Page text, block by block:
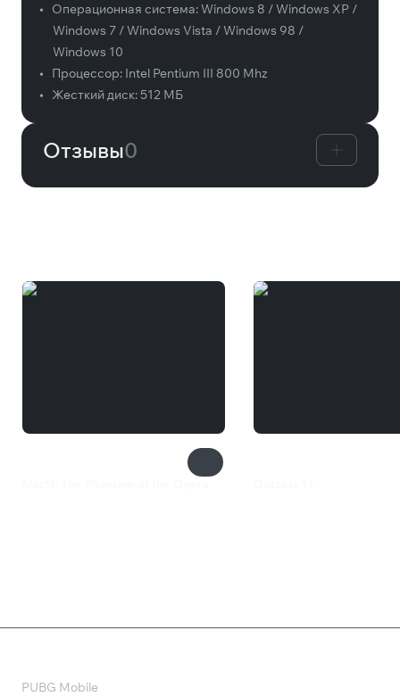
• Операционная система:Windows 8 / Windows XP /
Windows 7 / Windows Vista / Windows 98 /
Windows 10
•
Процессор: Intel Pentium III 800 Mhz
•
Жесткий диск: 512 МБ
Отзывы0
PUBG Mobile